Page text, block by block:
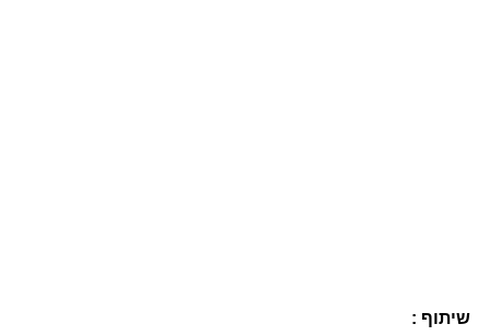
שיתוף :